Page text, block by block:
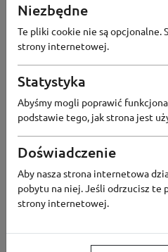
Wszystkie kupony
Na skróty
Niezbędne
Te pliki cookie nie są opcjonalne.
strony internetowej.
Statystyka
Abyśmy mogli poprawić
podstawie tego, jak strona jest
Doświadczenie
Aby nasza strona internetowa
pobytu na niej. Jeśli odrzucisz
strony internetowej.